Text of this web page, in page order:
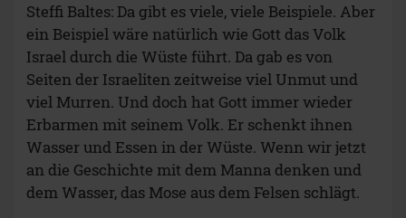
Steffi Baltes: Da gibt es viele, viele Beispiele. Aber
ein Beispiel wäre natürlich wie Gott das Volk
Israel durch die Wüste führt. Da gab es von
Seiten der Israeliten zeitweise viel Unmut und
viel Murren. Und doch hat Gott immer wieder
Erbarmen mit seinem Volk. Er schenkt ihnen
Wasser und Essen in der Wüste. Wenn wir jetzt
an die Geschichte mit dem Manna denken und
dem Wasser, das Mose aus dem Felsen schlägt.